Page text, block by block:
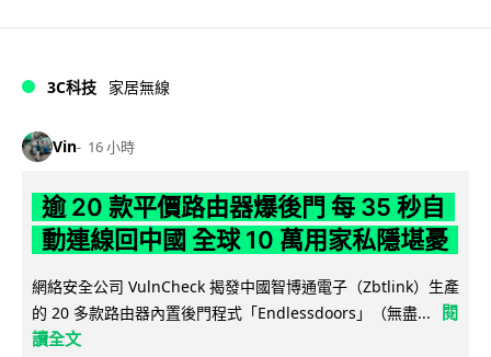
3C科技 家居無線
Vin 16 小時
逾 20 款平價路由器爆後門 每 35 秒自
動連線回中國 全球 10 萬用家私隱堪憂
網絡安全公司 VulnCheck 揭發中國智博通電子（Zbtlink）生產
的 20 多款路由器內置後門程式「Endlessdoors」（無盡...
閱
讀全文